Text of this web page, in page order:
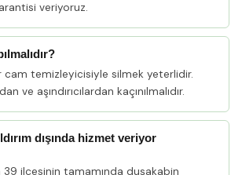
veriyoruz.
cam temizleyicisiyle silmek yeterlidir.
ve aşındırıcılardan kaçınılmalıdır.
dışında hizmet veriyor
39 ilçesinin tamamında duşakabin